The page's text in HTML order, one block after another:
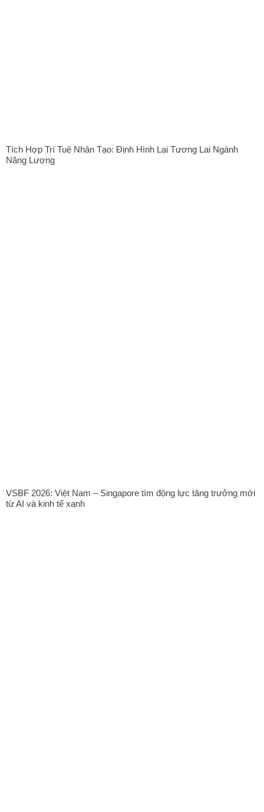
Tích Hợp Trí Tuệ Nhân Tạo: Định Hình Lại Tương Lai Ngành
Năng Lượng
VSBF 2026: Việt Nam – Singapore tìm động lực tăng trưởng mới
từ AI và kinh tế xanh